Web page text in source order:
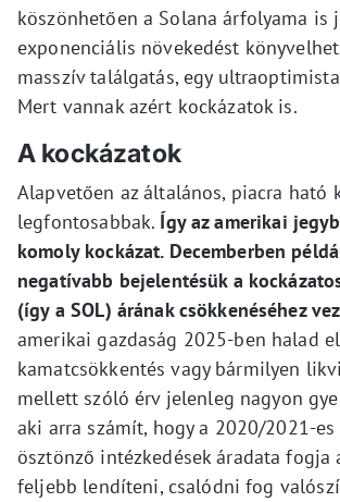
köszönhetően a Solana árfolyama is
exponenciális növekedést könyvelhet
masszív találgatás, egy
Mert vannak azért kockázatok is.
A kockázatok
Alapvetően az általános, piacra ható
legfontosabbak. Így az amerikai
komoly kockázat. Decemberben
negatívabb bejelentésük a
(így a SOL) árának csökkenéséhez
amerikai gazdaság 2025-ben halad
kamatcsökkentés vagy bármilyen
mellett szóló érv jelenleg nagyon
aki arra számít, hogy a 2020/2021-es
ösztönző intézkedések áradata fogja
feljebb lendíteni, csalódni fog